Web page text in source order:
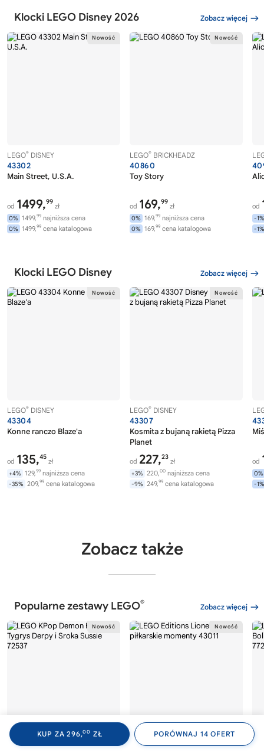
Klocki LEGO Disney 2026 Zobacz więcej
LEGO® DISNEY
43302
Main Street, U.S.A.
od 1499,99
zł
0% 1499,99 najniższa cena
0% 1499,99 cena katalogowa
LEGO® BRICKHEADZ
40860
Toy Story
od 169,99
zł
0% 169,99 najniższa cena
0% 169,99 cena katalogowa
od
-1%
-1%
Klocki LEGO Disney Zobacz więcej
LEGO® DISNEY
43304
Konne ranczo Blaze'a
od 135,45
zł
+4% 129,99 najniższa cena
-35% 209,99 cena katalogowa
LEGO® DISNEY
43307
Kosmita z bujaną rakietą Pizza
Planet
od 227,23
zł
+3% 220,00 najniższa cena
-9% 249,99 cena katalogowa
od
0%
-1%
KUP ZA 296,00 ZŁ PORÓWNAJ 14 OFERT
Zobacz także
Popularne zestawy LEGO® Zobacz więcej
LEGO LEGO EDITIONS